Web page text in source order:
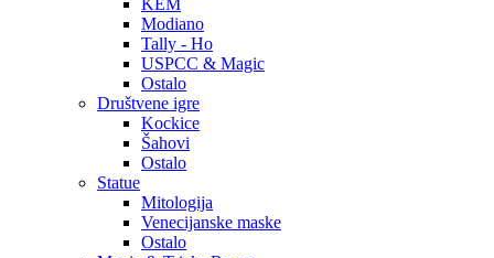
KEM
Modiano
Tally - Ho
USPCC & Magic
Ostalo
Društvene igre
Kockice
Šahovi
Ostalo
Statue
Mitologija
Venecijanske maske
Ostalo